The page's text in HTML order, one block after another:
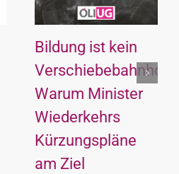
Bildung ist kein
Verschiebebahnhof:
Warum Minister
Wiederkehrs
Kürzungspläne
am Ziel